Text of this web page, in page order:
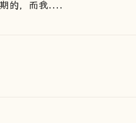
的，而我....